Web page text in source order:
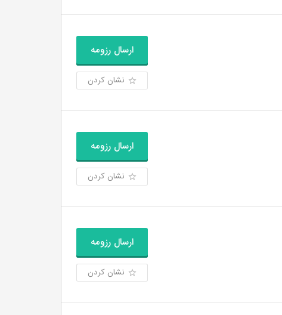
ارسال رزومه
نشان کردن
ارسال رزومه
نشان کردن
ارسال رزومه
نشان کردن